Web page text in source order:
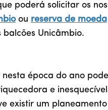
poderá solicitar os
ou reserva de moeda
balcões Unicâmbio.
nesta época do ano
e
existir um